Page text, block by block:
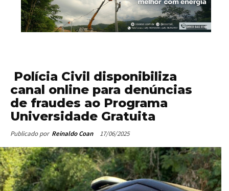
Polícia Civil disponibiliza
canal online para denúncias
de fraudes ao Programa
Universidade Gratuita
Publicado por Reinaldo Coan 17/06/2025